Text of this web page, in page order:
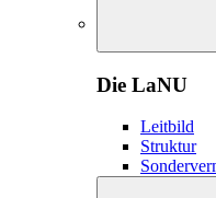
Die LaNU
Leitbild
Struktur